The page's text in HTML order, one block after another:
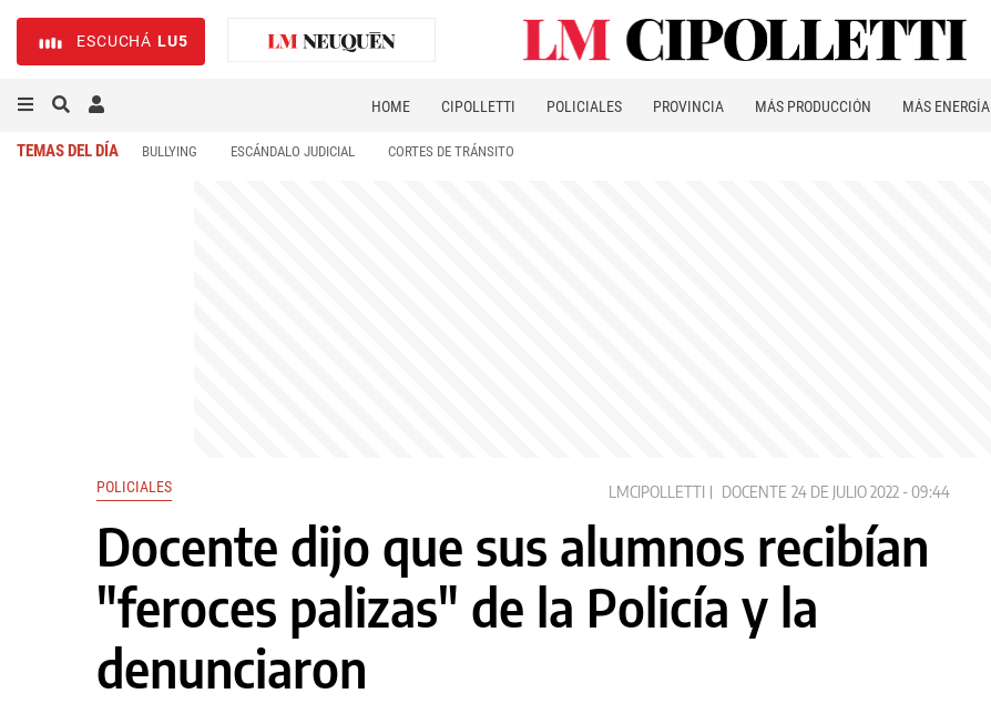
ESCUCHÁ LU5
HOME CIPOLLETTI POLICIALES PROVINCIA MÁS PRODUCCIÓN MÁS ENERGÍA
TEMAS DEL DÍA BULLYING ESCÁNDALO JUDICIAL CORTES DE TRÁNSITO
POLICIALES LMCIPOLLETTI DOCENTE 24 DE JULIO 2022 - 09:44
Docente dijo que sus alumnos recibían
"feroces palizas" de la Policía y la
denunciaron